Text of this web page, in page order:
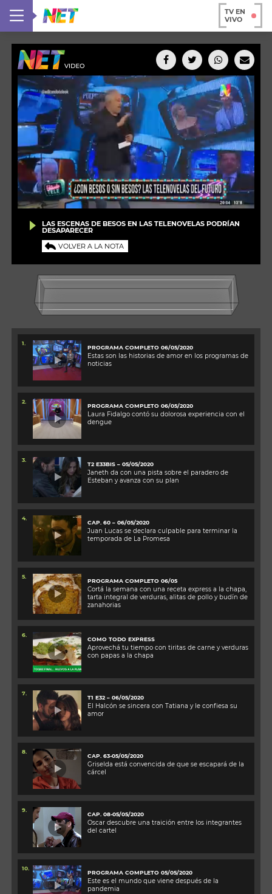
TV EN
VIVO
LAS ESCENAS DE BESOS EN LAS TELENOVELAS PODRÍAN
DESAPARECER
VOLVER A LA NOTA
1.
PROGRAMA COMPLETO 06/05/2020
Estas son las historias de amor en los programas de
noticias
2.
PROGRAMA COMPLETO 06/05/2020
Laura Fidalgo contó su dolorosa experiencia con el
dengue
3.
T2 E33BIS – 05/05/2020
Janeth da con una pista sobre el paradero de
Esteban y avanza con su plan
4.
CAP. 60 – 06/05/2020
Juan Lucas se declara culpable para terminar la
temporada de La Promesa
5.
PROGRAMA COMPLETO 06/05
Cortá la semana con una receta express a la chapa,
tarta integral de verduras, alitas de pollo y budín de
zanahorias
6.
COMO TODO EXPRESS
Aprovechá tu tiempo con tiritas de carne y verduras
con papas a la chapa
7.
T1 E32 – 06/05/2020
El Halcón se sincera con Tatiana y le confiesa su
amor
8.
CAP. 63-05/05/2020
Griselda está convencida de que se escapará de la
cárcel
9.
CAP. 08-05/05/2020
Oscar descubre una traición entre los integrantes
del cartel
10.
PROGRAMA COMPLETO 05/05/2020
Este es el mundo que viene después de la
pandemia